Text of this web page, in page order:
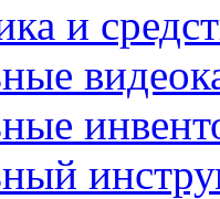
и